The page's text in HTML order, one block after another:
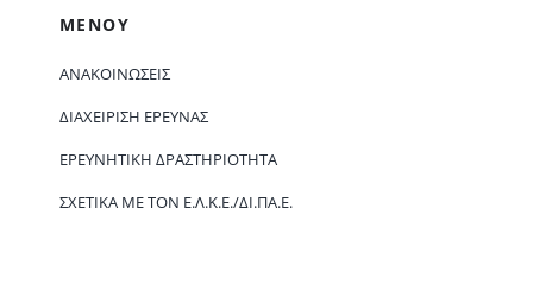
ΜΕΝΟΥ
ΑΝΑΚΟΙΝΏΣΕΙΣ
ΔΙΑΧΕΊΡΙΣΗ ΈΡΕΥΝΑΣ
ΕΡΕΥΝΗΤΙΚΉ ΔΡΑΣΤΗΡΙΌΤΗΤΑ
ΣΧΕΤΙΚΆ ΜΕ ΤΟΝ Ε.Λ.Κ.Ε./ΔΙ.ΠΑ.Ε.